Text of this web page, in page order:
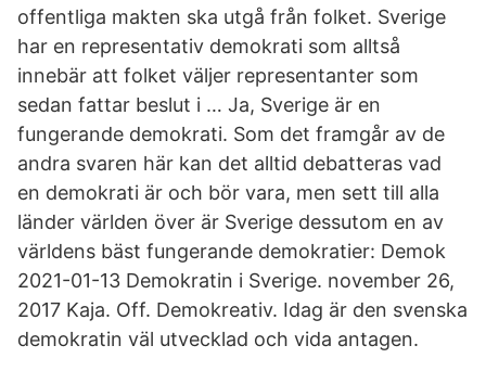
offentliga makten ska utgå från folket. Sverige
har en representativ demokrati som alltså
innebär att folket väljer representanter som
sedan fattar beslut i … Ja, Sverige är en
fungerande demokrati. Som det framgår av de
andra svaren här kan det alltid debatteras vad
en demokrati är och bör vara, men sett till alla
länder världen över är Sverige dessutom en av
världens bäst fungerande demokratier: Demok
2021-01-13 Demokratin i Sverige. november 26,
2017 Kaja. Off. Demokreativ. Idag är den svenska
demokratin väl utvecklad och vida antagen.